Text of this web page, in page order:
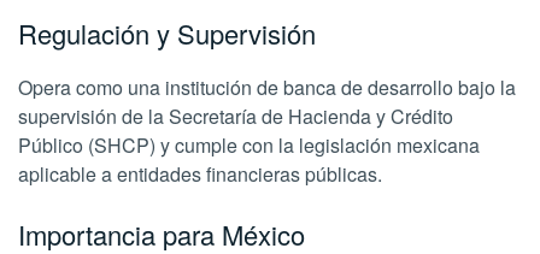
Regulación y Supervisión
Opera como una institución de banca de desarrollo bajo la
supervisión de la Secretaría de Hacienda y Crédito
Público (SHCP) y cumple con la legislación mexicana
aplicable a entidades financieras públicas.
Importancia para México